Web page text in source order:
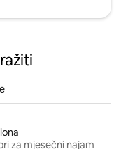
za mjesečni najam